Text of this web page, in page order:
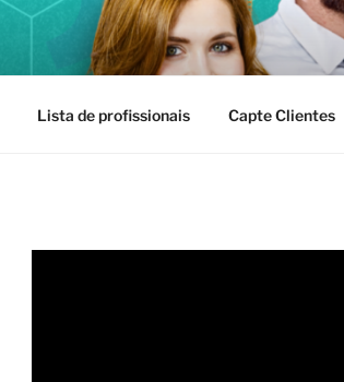
Lista de profissionais Capte Clientes